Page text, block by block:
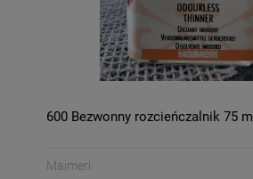
600 Bezwonny rozcieńczalnik 75 ml
Maimeri